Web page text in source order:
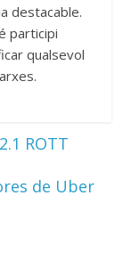
destacable.
participi
qualsevol
ROTT
de Uber